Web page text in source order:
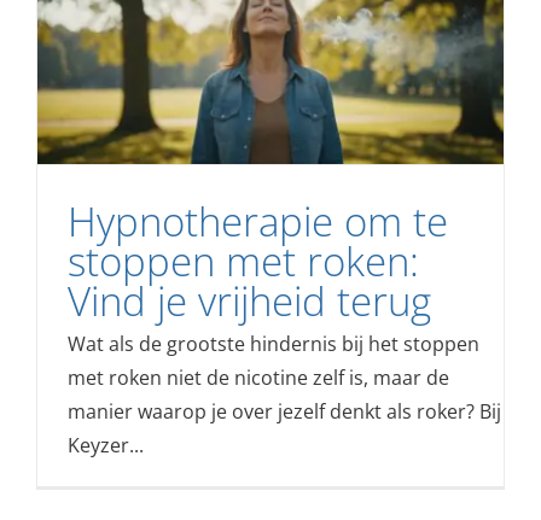
Hypnotherapie om te
stoppen met roken:
Vind je vrijheid terug
Wat als de grootste hindernis bij het stoppen
met roken niet de nicotine zelf is, maar de
manier waarop je over jezelf denkt als roker? Bij
Keyzer...